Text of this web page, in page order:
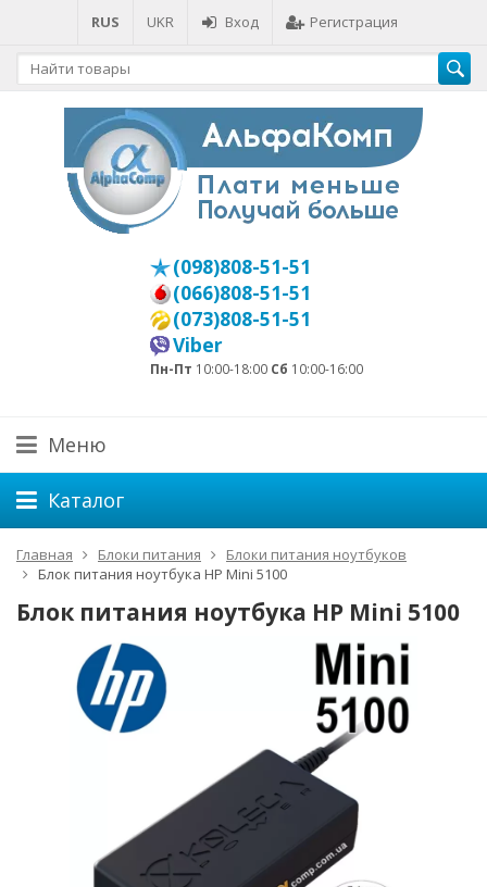
RUS UKR Вход Регистрация
(098)808-51-51
(066)808-51-51
(073)808-51-51
Viber
Пн-Пт 10:00-18:00 Сб 10:00-16:00
Меню
Каталог
Главная Блоки питания
Блоки питания ноутбуков
Блок питания ноутбука HP Mini 5100
Блок питания ноутбука HP Mini 5100